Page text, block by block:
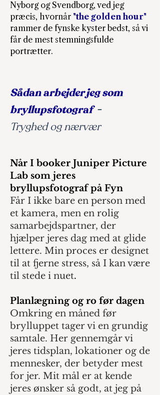
Nyborg og Svendborg, ved jeg
præcis, hvornår "the golden hour"
rammer de fynske kyster bedst, så vi
får de mest stemningsfulde
portrætter.
Sådan arbejder jeg som
bryllupsfotograf-
Tryghed og nærvær
Når I booker Juniper Picture
Lab som jeres
bryllupsfotograf på Fyn
Får I ikke bare en person med
et kamera, men en rolig
samarbejdspartner, der
hjælper jeres dag med at glide
lettere. Min proces er designet
til at fjerne stress, så I kan være
til stede i nuet.
Planlægning og ro før dagen
Omkring en måned før
brylluppet tager vi en grundig
samtale. Her gennemgår vi
jeres tidsplan, lokationer og de
mennesker, der betyder mest
for jer. Mit mål er at kende
jeres ønsker så godt, at jeg på